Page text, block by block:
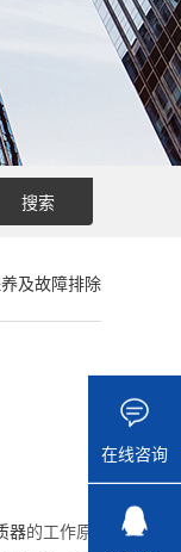
及故障排除
器的工作原
在线咨询